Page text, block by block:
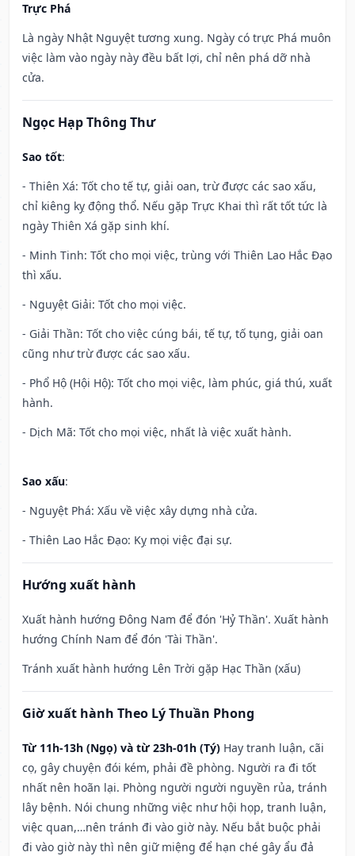
Trực Phá
Là ngày Nhật Nguyệt tương xung. Ngày có trực Phá muôn
việc làm vào ngày này đều bất lợi, chỉ nên phá dỡ nhà
cửa.
Ngọc Hạp Thông Thư
Sao tốt:
- Thiên Xá: Tốt cho tế tự, giải oan, trừ được các sao xấu,
chỉ kiêng kỵ động thổ. Nếu gặp Trực Khai thì rất tốt tức là
ngày Thiên Xá gặp sinh khí.
- Minh Tinh: Tốt cho mọi việc, trùng với Thiên Lao Hắc Đạo
thì xấu.
- Nguyệt Giải: Tốt cho mọi việc.
- Giải Thần: Tốt cho việc cúng bái, tế tự, tố tụng, giải oan
cũng như trừ được các sao xấu.
- Phổ Hộ (Hội Hộ): Tốt cho mọi việc, làm phúc, giá thú, xuất
hành.
- Dịch Mã: Tốt cho mọi việc, nhất là việc xuất hành.
Sao xấu:
- Nguyệt Phá: Xấu về việc xây dựng nhà cửa.
- Thiên Lao Hắc Đạo: Kỵ mọi việc đại sự.
Hướng xuất hành
Xuất hành hướng Đông Nam để đón 'Hỷ Thần'. Xuất hành
hướng Chính Nam để đón 'Tài Thần'.
Tránh xuất hành hướng Lên Trời gặp Hạc Thần (xấu)
Giờ xuất hành Theo Lý Thuần Phong
Từ 11h-13h (Ngọ) và từ 23h-01h (Tý) Hay tranh luận, cãi
cọ, gây chuyện đói kém, phải đề phòng. Người ra đi tốt
nhất nên hoãn lại. Phòng người người nguyền rủa, tránh
lây bệnh. Nói chung những việc như hội họp, tranh luận,
việc quan,…nên tránh đi vào giờ này. Nếu bắt buộc phải
đi vào giờ này thì nên giữ miệng để hạn ché gây ẩu đả